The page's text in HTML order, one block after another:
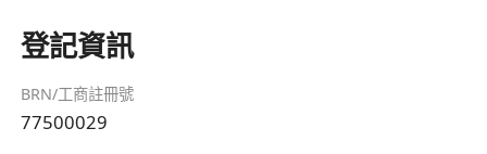
登記資訊
BRN/工商註冊號
77500029